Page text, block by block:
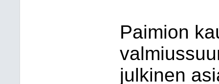
Paimion
julkinen